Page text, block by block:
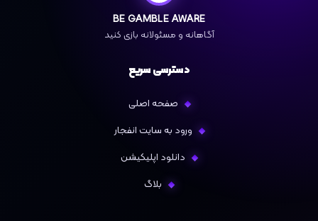
BE GAMBLE AWARE
آگاهانه و مسئولانه بازی کنید
دسترسی سریع
صفحه اصلی
ورود به سایت انفجار
دانلود اپلیکیشن
بلاگ